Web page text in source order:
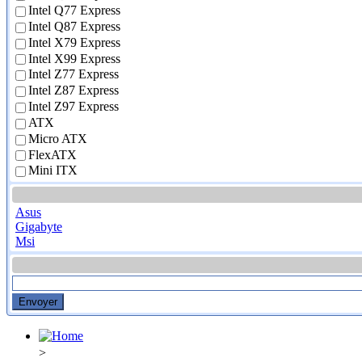
Intel Q77 Express
Intel Q87 Express
Intel X79 Express
Intel X99 Express
Intel Z77 Express
Intel Z87 Express
Intel Z97 Express
ATX
Micro ATX
FlexATX
Mini ITX
Asus
Gigabyte
Msi
>